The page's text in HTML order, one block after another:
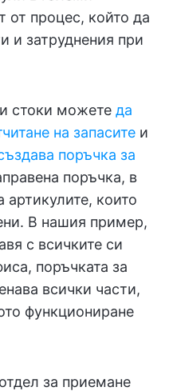
от процес, който да
и затруднения при
стоки можете да
на запасите и
поръчка за
поръчка, в
които
В нашия пример,
с всичките си
поръчката за
всички части,
функциониране
за приемане